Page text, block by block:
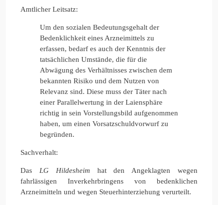
Amtlicher Leitsatz:
Um den sozialen Bedeutungsgehalt der
Bedenklichkeit eines Arzneimittels zu
erfassen, bedarf es auch der Kenntnis der
tatsächlichen Umstände, die für die
Abwägung des Verhältnisses zwischen dem
bekannten Risiko und dem Nutzen von
Relevanz sind. Diese muss der Täter nach
einer Parallelwertung in der Laiensphäre
richtig in sein Vorstellungsbild aufgenommen
haben, um einen Vorsatzschuldvorwurf zu
begründen.
Sachverhalt:
Das LG Hildesheim hat den Angeklagten wegen
fahrlässigen Inverkehrbringens von bedenklichen
Arzneimitteln und wegen Steuerhinterziehung verurteilt.